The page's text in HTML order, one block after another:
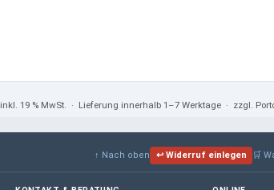
inkl. 19 % MwSt. · Lieferung innerhalb 1–7 Werktage · zzgl.
↑ Nach oben ↩ Widerruf einlegen 🛒